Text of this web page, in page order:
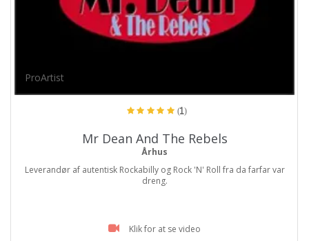
ProArtist
(1)
Mr Dean And The Rebels
Århus
Leverandør af autentisk Rockabilly og Rock 'N' Roll fra da farfar var
dreng.
Klik for at se video